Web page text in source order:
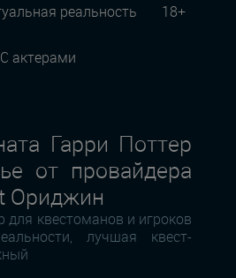
реальность 18+
С актерами
Гарри Поттер
от провайдера
Ориджин
квестоманов и игроков
лучшая квест-